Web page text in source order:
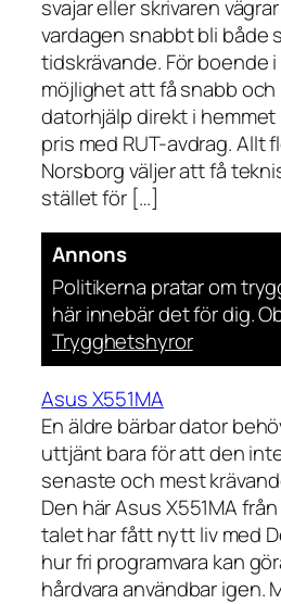
svajar eller skrivaren
vardagen snabbt bli både
tidskrävande. För boende
möjlighet att få snabb
datorhjälp direkt i
pris med RUT-avdrag. Allt
Norsborg väljer att få
stället för […]
Annons
Politikerna pratar om
här innebär det för dig.
Trygghetshyror
Asus X551MA
En äldre bärbar dator
uttjänt bara för att den
senaste och mest
Den här Asus X551MA
talet har fått nytt liv med
hur fri programvara kan
hårdvara användbar igen.